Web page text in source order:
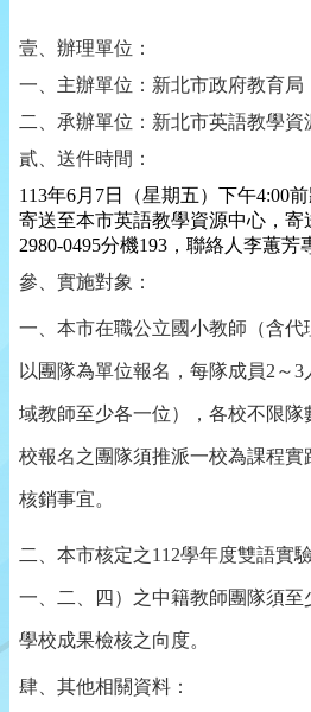
壹、辦理單位：
一、主辦單位：新北市政府教育局
二、承辦單位：新北市英語教學資
貳、送件時間：
113年6月 7日（星期五）下午4:00
寄送至本市英語教學資源中心，寄
2980-0495分機193 ，聯絡人李蕙芳
參、實施對象：
一、本市在職公立國小教師（含
以團隊為單位報名，每隊成員2 ～3
域教師至少各一位），各校不限
校報名之團隊須推派一校為課程實
核銷事宜。
二、本市核定之112學年度雙語實
一、二、四）之中籍教師團隊須至
學校成果檢核之向度。
肆、其他相關資料：